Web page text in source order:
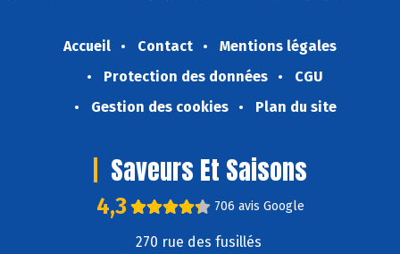
Accueil Contact
Mentions légales
Protection des données
CGU
Gestion des cookies
Plan du site
Saveurs Et Saisons
4,3 706 avis Google
270 rue des fusillés